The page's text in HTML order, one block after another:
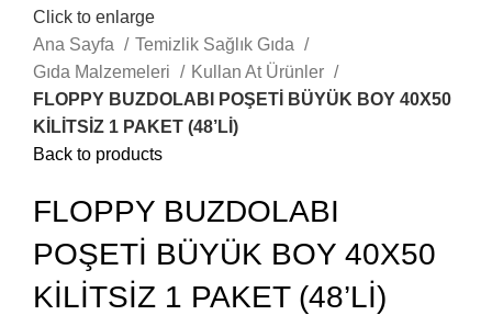
Click to enlarge
Ana Sayfa
Temizlik Sağlık Gıda
Gıda Malzemeleri
Kullan At Ürünler
FLOPPY BUZDOLABI POŞETİ BÜYÜK BOY 40X50
KİLİTSİZ 1 PAKET (48’Lİ)
Back to products
FLOPPY BUZDOLABI
POŞETİ BÜYÜK BOY 40X50
KİLİTSİZ 1 PAKET (48’Lİ)